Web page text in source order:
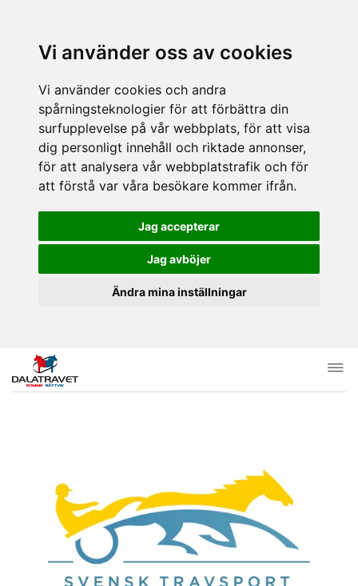
Vi använder oss av cookies
Vi använder cookies och andra
spårningsteknologier för att förbättra din
surfupplevelse på vår webbplats, för att visa
dig personligt innehåll och riktade annonser,
för att analysera vår webbplatstrafik och för
att förstå var våra besökare kommer ifrån.
Jag accepterar
Jag avböjer
Ändra mina inställningar